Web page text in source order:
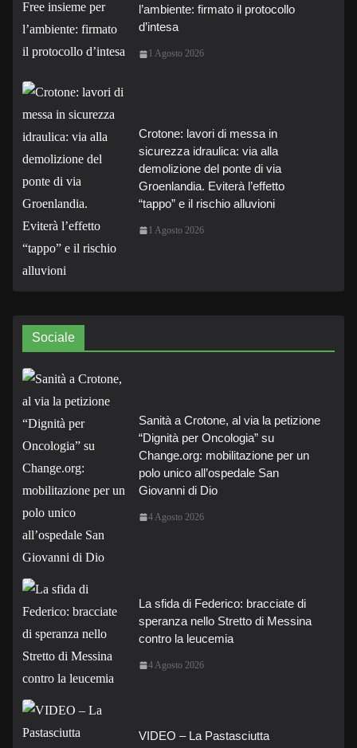
l’ambiente: firmato il protocollo
d’intesa
1 Agosto 2026
Crotone: lavori di messa in
sicurezza idraulica: via alla
demolizione del ponte di via
Groenlandia. Eviterà l’effetto
“tappo” e il rischio alluvioni
1 Agosto 2026
Sociale
Sanità a Crotone, al via la petizione
“Dignità per Oncologia” su
Change.org: mobilitazione per un
polo unico all’ospedale San
Giovanni di Dio
4 Agosto 2026
La sfida di Federico: bracciate di
speranza nello Stretto di Messina
contro la leucemia
4 Agosto 2026
VIDEO – La Pastasciutta